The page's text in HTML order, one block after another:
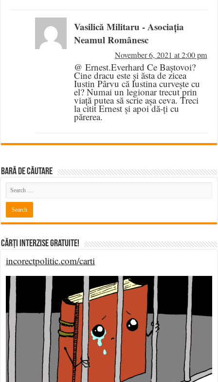
Vasilică Militaru - Asociația
Neamul Românesc
November 6, 2021 at 2:00 pm
@ Ernest.Everhard Ce Baștovoi?
Cine dracu este și ăsta de zicea
Iustin Pârvu că Iustina curvește cu
el? Numai un legionar trecut prin
viață putea să scrie așa ceva. Treci
la citit Ernest și apoi dă-ți cu
părerea.
BARĂ DE CĂUTARE
Cărți Interzise Gratuite!
incorectpolitic.com/carti